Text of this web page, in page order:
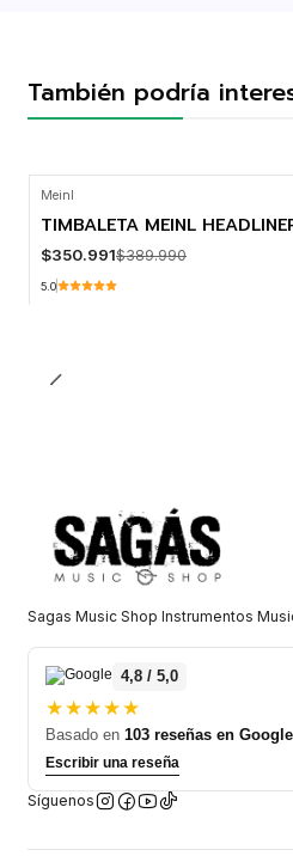
También podría
Meinl
TIMBALETA MEINL
$350.991$389.990
5.0
Sagas Music Shop Instrumentos
4,8 / 5,0
★★★★★
Basado en 103 reseñas en Google
Escribir una reseña
Síguenos